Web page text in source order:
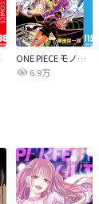
ONE PIECE モノクロ版
6.9万